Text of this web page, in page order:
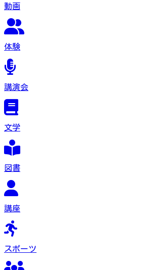
動画
体験
講演会
文学
図書
講座
スポーツ